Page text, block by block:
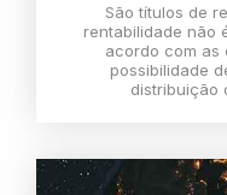
São títulos de
rentabilidade não
acordo com as
possibilidade
distribuição